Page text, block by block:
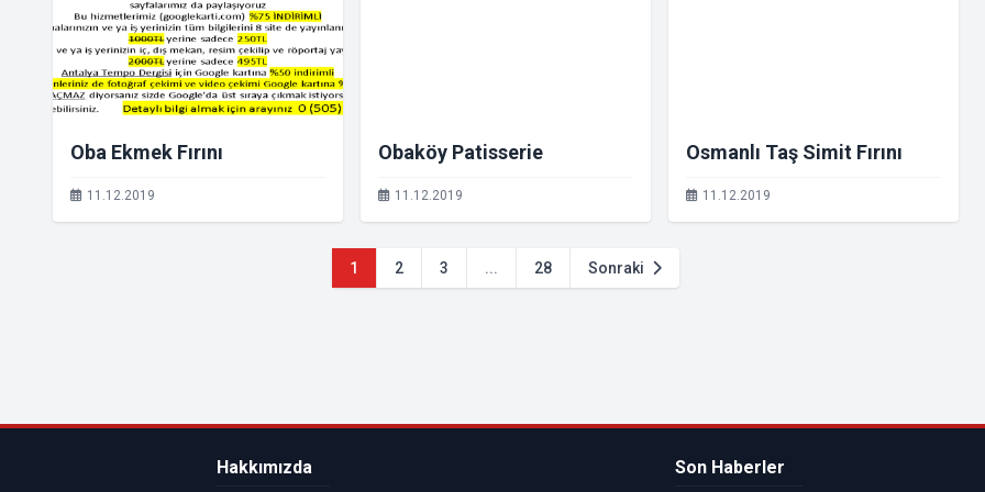
Oba Ekmek Fırını
11.12.2019
Obaköy Patisserie
11.12.2019
Osmanlı Taş Simit Fırını
11.12.2019
1 2 3 ... 28 Sonraki
Hakkımızda Son Haberler